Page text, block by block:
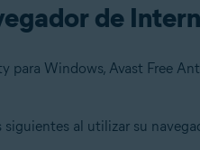
de
para Windows, Avast Free
siguientes al utilizar su